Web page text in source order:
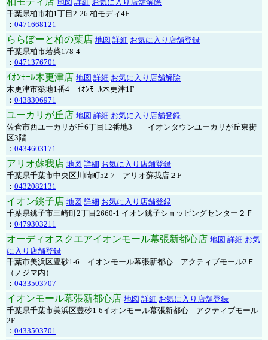
地図 詳細 お気に入り店舗解除
千葉県柏市柏1丁目2-26 柏モディ4F
： 0471668121
ららぽーと柏の葉店 地図 詳細 お気に入り店舗登録
千葉県柏市若柴178-4
： 0471376701
ｲｵﾝﾓｰﾙ木更津店 地図 詳細 お気に入り店舗解除
木更津市築地1番4 ｲｵﾝﾓｰﾙ木更津1F
： 0438306971
ユーカリが丘店 地図 詳細 お気に入り店舗登録
佐倉市西ユーカリが丘6丁目12番地3 イオンタウンユーカリが丘東街
区3階
： 0434603171
アリオ蘇我店 地図 詳細 お気に入り店舗登録
千葉県千葉市中央区川崎町52-7 アリオ蘇我店２F
： 0432082131
イオン銚子店 地図 詳細 お気に入り店舗登録
千葉県銚子市三崎町2丁目2660-1 イオン銚子ショッピングセンター２Ｆ
： 0479303211
オーディオスクエアイオンモール幕張新都心店 地図 詳細 お気
に入り店舗登録
千葉市美浜区豊砂1-6 イオンモール幕張新都心 アクティブモール2Ｆ
（ノジマ内）
： 0433503707
イオンモール幕張新都心店 地図 詳細 お気に入り店舗登録
千葉県千葉市美浜区豊砂1-6イオンモール幕張新都心 アクティブモール
2F
： 0433503701